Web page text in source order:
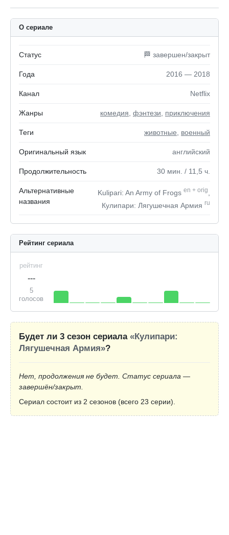
О сериале
Статус 🏁 завершен/закрыт
Года 2016 — 2018
Канал Netflix
Жанры комедия фэнтези приключения
Теги животные военный
Оригинальный язык английский
Продолжительность 30 мин. / 11,5 ч.
Альтернативные
названия
Kulipari: An Army of Frogs en + orig
Кулипари: Лягушечная Армия ru
Рейтинг сериала
рейтинг
---
5
голосов
Будет ли 3 сезон сериала «Кулипари:
Лягушечная Армия»?
Нет, продолжения не будет. Статус сериала —
завершён/закрыт.
Сериал состоит из 2 сезонов (всего 23 серии).